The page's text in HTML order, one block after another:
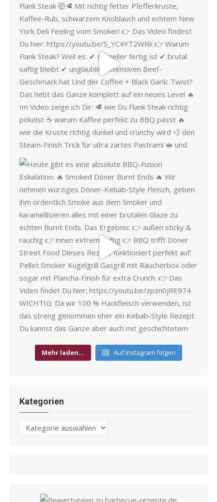
Mehr laden… Auf Instagram folgen
Kategorien
Kategorien